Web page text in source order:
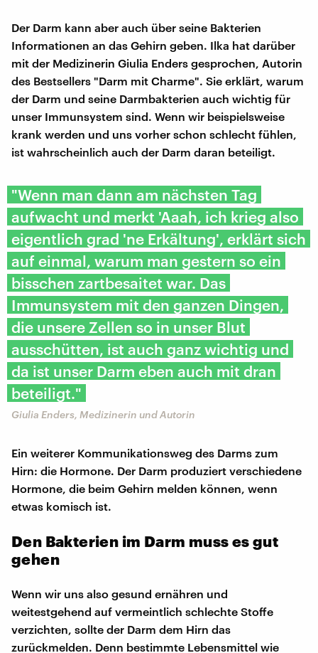
Der Darm kann aber auch über seine Bakterien
Informationen an das Gehirn geben. Ilka hat darüber
mit der Medizinerin Giulia Enders gesprochen, Autorin
des Bestsellers "Darm mit Charme". Sie erklärt, warum
der Darm und seine Darmbakterien auch wichtig für
unser Immunsystem sind. Wenn wir beispielsweise
krank werden und uns vorher schon schlecht fühlen,
ist wahrscheinlich auch der Darm daran beteiligt.
"Wenn man dann am nächsten Tag
aufwacht und merkt 'Aaah, ich krieg also
eigentlich grad 'ne Erkältung', erklärt sich
auf einmal, warum man gestern so ein
bisschen zartbesaitet war. Das
Immunsystem mit den ganzen Dingen,
die unsere Zellen so in unser Blut
ausschütten, ist auch ganz wichtig und
da ist unser Darm eben auch mit dran
beteiligt."
Giulia Enders, Medizinerin und Autorin
Ein weiterer Kommunikationsweg des Darms zum
Hirn: die Hormone. Der Darm produziert verschiedene
Hormone, die beim Gehirn melden können, wenn
etwas komisch ist.
Den Bakterien im Darm muss es gut
gehen
Wenn wir uns also gesund ernähren und
weitestgehend auf vermeintlich schlechte Stoffe
verzichten, sollte der Darm dem Hirn das
zurückmelden. Denn bestimmte Lebensmittel wie